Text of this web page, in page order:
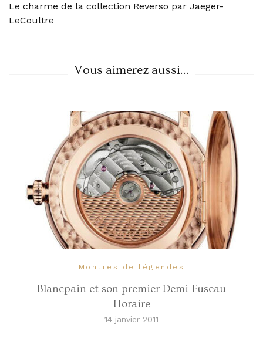
Navigation
Le charme de la collection Reverso par Jaeger-
LeCoultre
Vous aimerez aussi...
Montres de légendes
Blancpain et son premier Demi-Fuseau
Horaire
14 janvier 2011